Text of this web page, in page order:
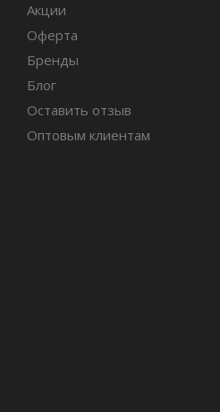
Акции
Оферта
Бренды
Блог
Оставить отзыв
Оптовым клиентам